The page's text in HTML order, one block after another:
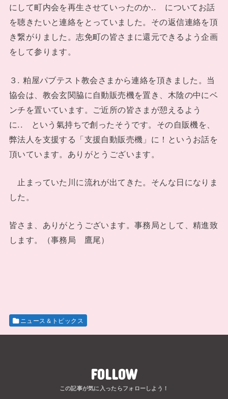
にして町内会を再生させていったのか.. についてお話
を聴きたいと連絡をとっていました。その返信連絡を頂
き繋がりました。志免町の皆さまに還元できるよう企画
をして参ります。
３. 粕屋パブテスト教会さまから連絡を頂きました。当
協会は、教会玄関脇に自動販売機を置き、木陰の中にベ
ンチを置いています。ご近所の皆さまが憩えるよう
に.. という氣持ちで創ったそうです。その自販機を、
弊法人を支援する「支援自動販売機」に！というお話を
頂いています。ありがとうございます。
止まっていた川に流れが出てきた。そんな日になりま
した。
皆さま、ありがとうございます。事務局として、精進致
します。（事務局 鷹尾）
ニュース＆トピックス
FOLLOW